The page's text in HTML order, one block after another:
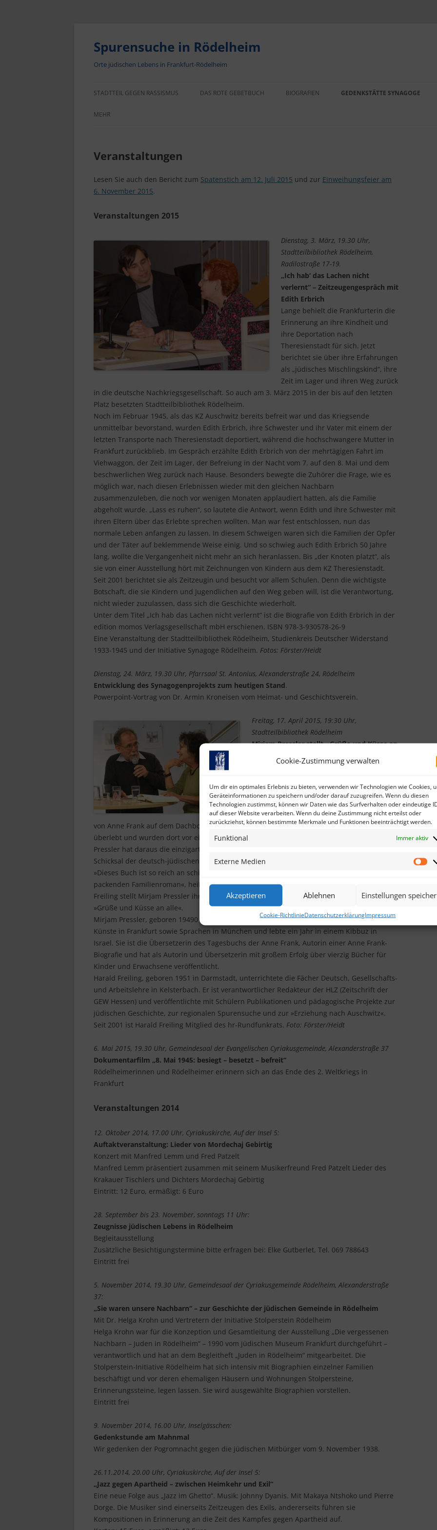
Cookie-Zustimmung verwalten
Um dir ein optimales Erlebnis zu bieten, verwenden wir Technologien wie Cookies,
Geräteinformationen zu speichern und/oder darauf zuzugreifen. Wenn du diesen
Technologien zustimmst, können wir Daten wie das Surfverhalten oder eindeutige
auf dieser Website verarbeiten. Wenn du deine Zustimmung nicht erteilst oder
zurückziehst, können bestimmte Merkmale und Funktionen beeinträchtigt werden.
Funktional Immer aktiv
Externe Medien
Akzeptieren Ablehnen Einstellungen
Cookie-RichtlinieDatenschutzerklärungImpressum
Spurensuche in Rödelheim
Orte jüdischen Lebens in Frankfurt-Rödelheim
STADTTEIL GEGEN RASSISMUS DAS ROTE GEBETBUCH BIOGRAFIEN
ELISABETH HOFMANN
KARL KNAUF
ROSALIE MARKUS,
REBEKKA MARX
HERMANN MEIER
ANNA MÜLLER
FAMILIE ROSENTHAL
FAMILIE SCHÖNTHAL
ALBERT N. SIMMEDINGER
FAMILIE STRAUSS
FAMILIE WALLERSTEIN
FAMILIE ZINKES
GEDENKSTÄTTE SYNAGOGE
MEHR
DATENSCHUTZERKLÄRUNG
COOKIE-RICHTLINIE (EU)
DOWNLOADS
Veranstaltungen
Lesen Sie auch den Bericht zum Spatenstich am 12. Juli 2015 und zur Einweihungsfeier am
6. November 2015.
Veranstaltungen 2015
Dienstag, 3. März, 19.30 Uhr,
Stadtteilbibliothek Rödelheim,
Radilostraße 17-19.
„Ich hab‘ das Lachen nicht
verlernt“ – Zeitzeugengespräch mit
Edith Erbrich
Lange behielt die Frankfurterin die
Erinnerung an ihre Kindheit und
ihre Deportation nach
Theresienstadt für sich. Jetzt
berichtet sie über ihre Erfahrungen
als „jüdisches Mischlingskind“, ihre
Zeit im Lager und ihren Weg zurück
in die deutsche Nachkriegsgesellschaft. So auch am 3. März 2015 in der bis auf den letzten
Platz besetzten Stadtteilbibliothek Rödelheim.
Noch im Februar 1945, als das KZ Auschwitz bereits befreit war und das Kriegsende
unmittelbar bevorstand, wurden Edith Erbrich, ihre Schwester und ihr Vater mit einem der
letzten Transporte nach Theresienstadt deportiert, während die hochschwangere Mutter in
Frankfurt zurückblieb. Im Gespräch erzählte Edith Erbrich von der mehrtägigen Fahrt im
Viehwaggon, der Zeit im Lager, der Befreiung in der Nacht vom 7. auf den 8. Mai und dem
beschwerlichen Weg zurück nach Hause. Besonders bewegte die Zuhörer die Frage, wie es
möglich war, nach diesen Erlebnissen wieder mit den gleichen Nachbarn
zusammenzuleben, die noch vor wenigen Monaten applaudiert hatten, als die Familie
abgeholt wurde. „Lass es ruhen“, so lautete die Antwort, wenn Edith und ihre Schwester mit
ihren Eltern über das Erlebte sprechen wollten. Man war fest entschlossen, nun das
normale Leben anfangen zu lassen. In diesem Schweigen waren sich die Familien der Opfer
und der Täter auf beklemmende Weise einig. Und so schwieg auch Edith Erbrich 50 Jahre
lang, wollte die Vergangenheit nicht mehr an sich heranlassen. Bis „der Knoten platzt“, als
sie von einer Ausstellung hört mit Zeichnungen von Kindern aus dem KZ Theresienstadt.
Seit 2001 berichtet sie als Zeitzeugin und besucht vor allem Schulen. Denn die wichtigste
Botschaft, die sie Kindern und Jugendlichen auf den Weg geben will, ist die Verantwortung,
nicht wieder zuzulassen, dass sich die Geschichte wiederholt.
Unter dem Titel „Ich hab das Lachen nicht verlernt“ ist die Biografie von Edith Erbrich in der
edition momos Verlagsgesellschaft mbH erschienen. ISBN 978-3-930578-26-9
Eine Veranstaltung der Stadtteilbibliothek Rödelheim, Studienkreis Deutscher Widerstand
1933-1945 und der Initiative Synagoge Rödelheim. Fotos: Förster/Heidt
Dienstag, 24. März, 19.30 Uhr, Pfarrsaal St. Antonius, Alexanderstraße 24, Rödelheim
Entwicklung des Synagogenprojekts zum heutigen Stand.
Powerpoint-Vortrag von Dr. Armin Kroneisen vom Heimat- und Geschichtsverein.
Freitag, 17. April 2015, 19:30 Uhr,
Stadtteilbibliothek Rödelheim
Mirjam Pressler stellt »Grüße und Küsse an
alle« vor: Die Geschichte der Familie von
2015“
Wie durch ein Wunder haben zahllose
Briefe, Dokumente und Fotos der Familie
von Anne Frank auf dem Dachboden eines Hauses der Familie in der Baseler Herbstgasse
überlebt und wurden dort vor einigen Jahren entdeckt. Die wunderbare Erzählerin Mirjam
Pressler hat daraus die einzigartige wie exemplarische Geschichte vom Aufstieg und
Schicksal der deutsch-jüdischen Familie Frank aus Frankfurt zusammengefügt.
»Dieses Buch ist so reich an schillernden Figuren, dass man meint, man stecke in einem
packenden Familienroman«, heißt es in einer Rezension der Brigitte. Im Gespräch mit Harald
Freiling stellt Mirjam Pressler ihre Geschichte der Familie von Anne Frank vor und liest aus
»Grüße und Küsse an alle«.
Mirjam Pressler, geboren 19490 in Darmstadt, studierte an der Akademie für Bildende
Künste in Frankfurt sowie Sprachen in München und lebte ein Jahr in einem Kibbuz in
Israel. Sie ist die Übersetzerin des Tagesbuchs der Anne Frank, Autorin einer Anne Frank-
Biografie und hat als Autorin und Übersetzerin mit großem Erfolg über vierzig Bücher für
Kinder und Erwachsene veröffentlicht.
Harald Freiling, geboren 1951 in Darmstadt, unterrichtete die Fächer Deutsch, Gesellschafts-
und Arbeitslehre in Kelsterbach. Er ist verantwortlicher Redakteur der HLZ (Zeitschrift der
GEW Hessen) und veröffentlichte mit Schülern Publikationen und pädagogische Projekte zur
jüdischen Geschichte, zur regionalen Spurensuche und zur »Erziehung nach Auschwitz«.
Seit 2001 ist Harald Freiling Mitglied des hr-Rundfunkrats. Foto: Förster/Heidt
6. Mai 2015, 19.30 Uhr, Gemeindesaal der Evangelischen Cyriakusgemeinde, Alexanderstraße 37
Dokumentarfilm „8. Mai 1945: besiegt – besetzt – befreit“
Rödelheimerinnen und Rödelheimer erinnern sich an das Ende des 2. Weltkriegs in
Frankfurt
Veranstaltungen 2014
12. Oktober 2014, 17.00 Uhr, Cyriakuskirche, Auf der Insel 5:
Auftaktveranstaltung: Lieder von Mordechaj Gebirtig
Konzert mit Manfred Lemm und Fred Patzelt
Manfred Lemm präsentiert zusammen mit seinem Musikerfreund Fred Patzelt Lieder des
Krakauer Tischlers und Dichters Mordechaj Gebirtig
Eintritt: 12 Euro, ermäßigt: 6 Euro
28. September bis 23. November, sonntags 11 Uhr:
Zeugnisse jüdischen Lebens in Rödelheim
Begleitausstellung
Zusätzliche Besichtigungstermine bitte erfragen bei: Elke Gutberlet, Tel. 069 788643
Eintritt frei
5. November 2014, 19.30 Uhr, Gemeindesaal der Cyriakusgemeinde Rödelheim, Alexanderstraße
37:
„Sie waren unsere Nachbarn“ – zur Geschichte der jüdischen Gemeinde in Rödelheim
Mit Dr. Helga Krohn und Vertretern der Initiative Stolperstein Rödelheim
Helga Krohn war für die Konzeption und Gesamtleitung der Ausstellung „Die vergessenen
Nachbarn – Juden in Rödelheim“ – 1990 vom jüdischen Museum Frankfurt durchgeführt –
verantwortlich und hat an dem Begleitheft „Juden in Rödelheim“ mitgearbeitet. Die
Stolperstein-Initiative Rödelheim hat sich intensiv mit Biographien einzelner Familien
beschäftigt und vor deren ehemaligen Häusern und Wohnungen Stolpersteine,
Erinnerungssteine, legen lassen. Sie wird ausgewählte Biographien vorstellen.
Eintritt frei
9. November 2014, 16.00 Uhr, Inselgässchen:
Gedenkstunde am Mahnmal
Wir gedenken der Pogromnacht gegen die jüdischen Mitbürger vom 9. November 1938.
26.11.2014, 20.00 Uhr, Cyriakuskirche, Auf der Insel 5:
„Jazz gegen Apartheid – zwischen Heimkehr und Exil“
Eine neue Folge aus „Jazz im Ghetto“. Musik: Johnny Dyanis. Mit Makaya Ntshoko und Pierre
Dorge. Die Musiker sind einerseits Zeitzeugen des Exils, andererseits führen sie
Kompositionen in Erinnerung an die Zeit des Kampfes gegen Apartheid auf.